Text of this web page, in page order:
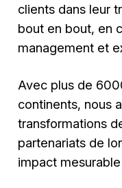
clients dans leur
bout en bout, en
management et
Avec plus de
continents, nous
transformations
partenariats de
impact